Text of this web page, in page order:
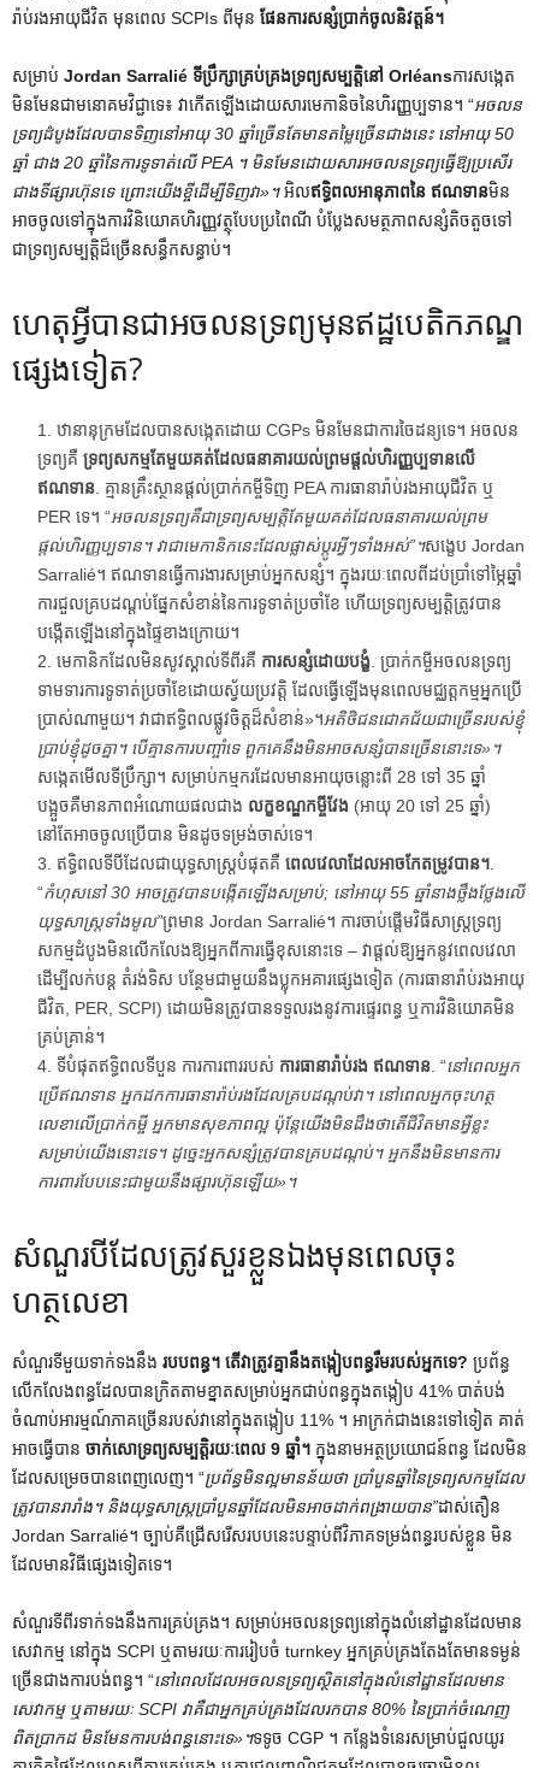
រ៉ាប់រងអាយុជីវិត មុនពេល SCPIs ពីមុន ផែនការសន្សំប្រាក់ចូលនិវត្តន៍។
សម្រាប់ Jordan Sarralié ទីប្រឹក្សាគ្រប់គ្រងទ្រព្យសម្បត្តិនៅ Orléansការសង្កេត
មិនមែនជាមនោគមវិជ្ជាទេ៖ វាកើតឡើងដោយសារមេកានិចនៃហិរញ្ញប្បទាន។ “អចលន
ទ្រព្យដំបូងដែលបានទិញនៅអាយុ 30 ឆ្នាំច្រើនតែមានតម្លៃច្រើនជាងនេះ នៅអាយុ 50
ឆ្នាំ ជាង 20 ឆ្នាំនៃការទូទាត់លើ PEA ។ មិន​មែន​ដោយ​សារ​អចលន​ទ្រព្យ​ធ្វើ​ឱ្យ​ប្រសើរ​
ជាង​ទីផ្សារ​ហ៊ុន​ទេ ព្រោះ​យើង​ខ្ចី​ដើម្បី​ទិញ​វា»។អិលឥទ្ធិពលអានុភាពនៃ ឥណទានមិន​
អាច​ចូល​ទៅ​ក្នុង​ការ​វិនិយោគ​ហិរញ្ញវត្ថុ​បែប​ប្រពៃណី បំប្លែង​សមត្ថភាព​សន្សំ​តិចតួច​ទៅ​
ជា​ទ្រព្យសម្បត្តិ​ដ៏ច្រើន​សន្ធឹកសន្ធាប់។
ហេតុ​អ្វី​បាន​ជា​អចលនទ្រព្យ​មុន​ឥដ្ឋ​បេតិកភណ្ឌ​
ផ្សេង​ទៀត?
ឋានានុក្រមដែលបានសង្កេតដោយ CGPs មិនមែនជាការចៃដន្យទេ។ អចលន
ទ្រព្យគឺ ទ្រព្យសកម្មតែមួយគត់ដែលធនាគារយល់ព្រមផ្តល់ហិរញ្ញប្បទានលើ
ឥណទាន . គ្មានគ្រឹះស្ថានផ្តល់ប្រាក់កម្ចីទិញ PEA ការធានារ៉ាប់រងអាយុជីវិត ឬ
PER ទេ។ “អចលនទ្រព្យគឺជាទ្រព្យសម្បត្តិតែមួយគត់ដែលធនាគារយល់ព្រម
ផ្តល់ហិរញ្ញប្បទាន។ វា​ជា​មេកានិក​នេះ​ដែល​ផ្លាស់ប្តូរ​អ្វីៗ​ទាំងអស់​”​។សង្ខេប Jordan
Sarralié។ ឥណទានធ្វើការងារសម្រាប់អ្នកសន្សំ។ ក្នុងរយៈពេលពីដប់ប្រាំទៅម្ភៃឆ្នាំ
ការជួលគ្របដណ្តប់ផ្នែកសំខាន់នៃការទូទាត់ប្រចាំខែ ហើយទ្រព្យសម្បត្តិត្រូវបាន
បង្កើតឡើងនៅក្នុងផ្ទៃខាងក្រោយ។
មេកានិកដែលមិនសូវស្គាល់ទីពីរគឺ ការសន្សំដោយបង្ខំ . ប្រាក់កម្ចីអចលនទ្រព្យ
ទាមទារការទូទាត់ប្រចាំខែដោយស្វ័យប្រវត្តិ ដែលធ្វើឡើងមុនពេលមជ្ឈត្តកម្មអ្នកប្រើ
ប្រាស់ណាមួយ។ វា​ជា​ឥទ្ធិពល​ផ្លូវចិត្ត​ដ៏​សំខាន់»។អតិថិជនជោគជ័យជាច្រើនរបស់ខ្ញុំ
ប្រាប់ខ្ញុំដូចគ្នា។ បើគ្មានការបញ្ចាំទេ ពួកគេនឹងមិនអាចសន្សំបានច្រើននោះទេ»។
សង្កេតមើលទីប្រឹក្សា។ សម្រាប់កម្មករដែលមានអាយុចន្លោះពី 28 ទៅ 35 ឆ្នាំ
បង្អួចគឺមានភាពអំណោយផលជាង លក្ខខណ្ឌកម្ចីវែង (អាយុ 20 ទៅ 25 ឆ្នាំ)
នៅតែអាចចូលប្រើបាន មិនដូចទម្រង់ចាស់ទេ។
ឥទ្ធិពលទីបីដែលជាយុទ្ធសាស្ត្របំផុតគឺ ពេលវេលាដែលអាចកែតម្រូវបាន។
“កំហុសនៅ 30 អាចត្រូវបានបង្កើតឡើងសម្រាប់; នៅអាយុ 55 ឆ្នាំនាងថ្លឹងថ្លែងលើ
យុទ្ធសាស្ត្រទាំងមូល”ព្រមាន Jordan Sarralié។ ការចាប់ផ្តើមវិធីសាស្រ្តទ្រព្យ
សកម្មដំបូងមិនលើកលែងឱ្យអ្នកពីការធ្វើខុសនោះទេ – វាផ្តល់ឱ្យអ្នកនូវពេលវេលា
ដើម្បីលក់បន្ត តំរង់ទិស បន្ថែមជាមួយនឹងប្លុកអគារផ្សេងទៀត (ការធានារ៉ាប់រងអាយុ
ជីវិត, PER, SCPI) ដោយមិនត្រូវបានទទួលរងនូវការផ្ទេរពន្ធ ឬការវិនិយោគមិន
គ្រប់គ្រាន់។
ទីបំផុតឥទ្ធិពលទីបួន ការការពាររបស់ ការធានារ៉ាប់រង ឥណទាន . “នៅពេលអ្នក
ប្រើឥណទាន អ្នកដកការធានារ៉ាប់រងដែលគ្របដណ្តប់វា។ នៅពេលអ្នកចុះហត្ថ
លេខាលើប្រាក់កម្ចី អ្នកមានសុខភាពល្អ ប៉ុន្តែយើងមិនដឹងថាតើជីវិតមានអ្វីខ្លះ
សម្រាប់យើងនោះទេ។ ដូច្នេះអ្នកសន្សំត្រូវបានគ្របដណ្តប់។ អ្នក​នឹង​មិន​មាន​ការ​
ការពារ​បែប​នេះ​ជាមួយ​នឹង​ផ្សារ​ហ៊ុន​ឡើយ»។
សំណួរបីដែលត្រូវសួរខ្លួនឯងមុនពេលចុះ
ហត្ថលេខា
សំណួរទីមួយទាក់ទងនឹង របបពន្ធ។ តើវាត្រូវគ្នានឹងតង្កៀបពន្ធរឹមរបស់អ្នកទេ? ប្រព័ន្ធ
លើកលែងពន្ធដែលបានក្រិតតាមខ្នាតសម្រាប់អ្នកជាប់ពន្ធក្នុងតង្កៀប 41% បាត់បង់
ចំណាប់អារម្មណ៍ភាគច្រើនរបស់វានៅក្នុងតង្កៀប 11% ។ អាក្រក់ជាងនេះទៅទៀត គាត់
អាចធ្វើបាន ចាក់សោទ្រព្យសម្បត្តិរយៈពេល 9 ឆ្នាំ។ ក្នុងនាមអត្ថប្រយោជន៍ពន្ធ ដែលមិន
ដែលសម្រេចបានពេញលេញ។ “ប្រព័ន្ធមិនល្អមានន័យថា ប្រាំបួនឆ្នាំនៃទ្រព្យសកម្មដែល
ត្រូវបានរារាំង។ និងយុទ្ធសាស្ត្រប្រាំបួនឆ្នាំដែលមិនអាចដាក់ពង្រាយបាន”ដាស់តឿន
Jordan Sarralié។ ច្បាប់​គឺ​ជ្រើសរើស​របប​នេះ​បន្ទាប់​ពី​វិភាគ​ទម្រង់​ពន្ធ​របស់​ខ្លួន មិន​
ដែល​មាន​វិធី​ផ្សេង​ទៀត​ទេ។
សំណួរទីពីរទាក់ទងនឹងការគ្រប់គ្រង។ សម្រាប់អចលនទ្រព្យនៅក្នុងលំនៅដ្ឋានដែលមាន
សេវាកម្ម នៅក្នុង SCPI ឬតាមរយៈការរៀបចំ turnkey អ្នកគ្រប់គ្រងតែងតែមានទម្ងន់
ច្រើនជាងការបង់ពន្ធ។ “នៅពេលដែលអចលនទ្រព្យស្ថិតនៅក្នុងលំនៅដ្ឋានដែលមាន
សេវាកម្ម ឬតាមរយៈ SCPI វាគឺជាអ្នកគ្រប់គ្រងដែលរកបាន 80% នៃប្រាក់ចំណេញ
ពិតប្រាកដ មិនមែនការបង់ពន្ធនោះទេ»។ទទូច CGP ។ កន្លែងទំនេរសម្រាប់ជួលយូរ